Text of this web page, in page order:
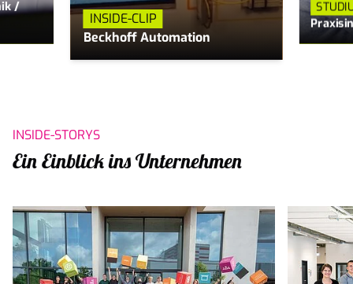
/
INSIDE-CLIP
Beckhoff Automation
INSIDE-STORYS
Ein Einblick ins Unternehmen